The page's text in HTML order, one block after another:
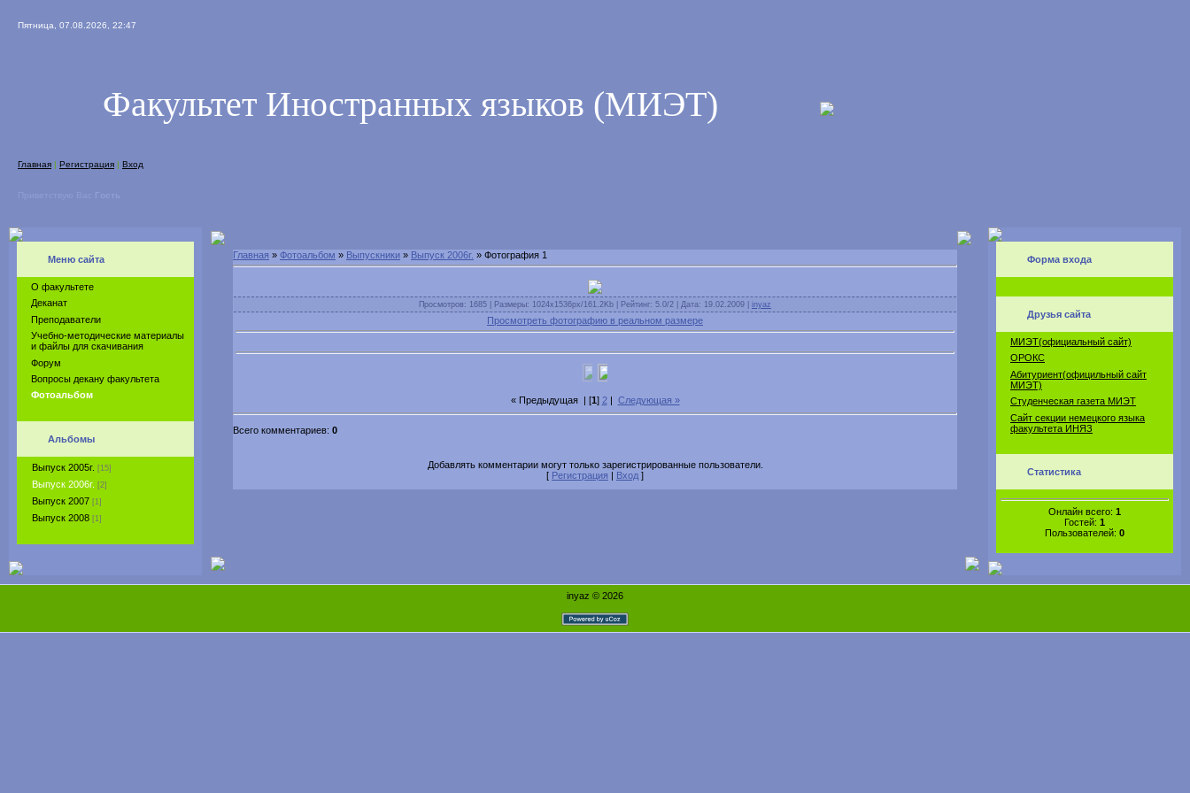
Пятница, 07.08.2026, 22:47
Факультет Иностранных языков (МИЭТ)
Главная | Регистрация | Вход
Меню сайта
О факультете
Деканат
Преподаватели
Учебно-методические материалы
и файлы для скачивания
Форум
Вопросы декану факультета
Фотоальбом
Альбомы
Выпуск 2005г. [15]
Выпуск 2006г. [2]
Выпуск 2007 [1]
Выпуск 2008 [1]
Главная » Фотоальбом » Выпускники » Выпуск 2006г. » Фотография 1
Просмотров: 1685 | Размеры: 1024x1536px/161.2Kb | Рейтинг: 5.0/2 | Дата: 19.02.2009 | inyaz
Просмотреть фотографию в реальном размере
« Предыдущая| [1] 2| Следующая »
Всего комментариев: 0
Добавлять комментарии могут только зарегистрированные пользователи.
[ Регистрация Вход ]
Форма входа
Друзья сайта
МИЭТ(официальный сайт)
ОРОКС
Абитуриент(официльный сайт
МИЭТ)
Студенческая газета МИЭТ
Сайт секции немецкого языка
факультета ИНЯЗ
Статистика
Онлайн всего: 1
Гостей: 1
Пользователей: 0
inyaz © 2026